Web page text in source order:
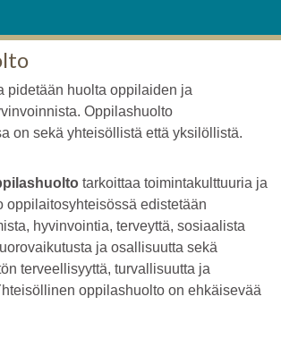
pidetään huolta oppilaiden ja
Oppilashuolto
on sekä yhteisöllistä että yksilöllistä.
tarkoittaa toimintakulttuuria ja
oppilaitosyhteisössä edistetään
hyvinvointia, terveyttä, sosiaalista
ja osallisuutta sekä
terveellisyyttä, turvallisuutta ja
oppilashuolto on ehkäisevää